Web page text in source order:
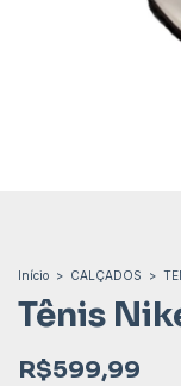
Início > CALÇADOS >
Tênis
R$599,99